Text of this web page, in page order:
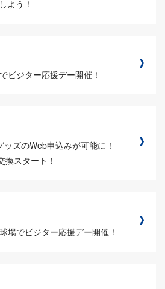
よう！
ビジター応援デー開催！
ッズのWeb申込みが可能に！
換スタート！
場でビジター応援デー開催！